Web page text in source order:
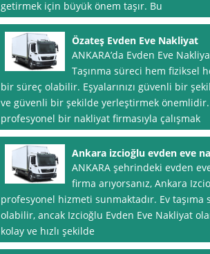
getirmek için büyük önem taşır. Bu
Özateş Evden Eve Nakliyat
ANKARA’da Evden Eve
Taşınma süreci hem fiziksel
bir süreç olabilir. Eşyalarınızı güvenli bir
ve güvenli bir şekilde yerleştirmek önemlidir.
profesyonel bir nakliyat firmasıyla çalışmak
Ankara izcioğlu evden eve
ANKARA şehrindeki evden
firma arıyorsanız, Ankara
profesyonel hizmeti sunmaktadır. Ev
olabilir, ancak Izcioğlu Evden Eve Nakliyat
kolay ve hızlı şekilde